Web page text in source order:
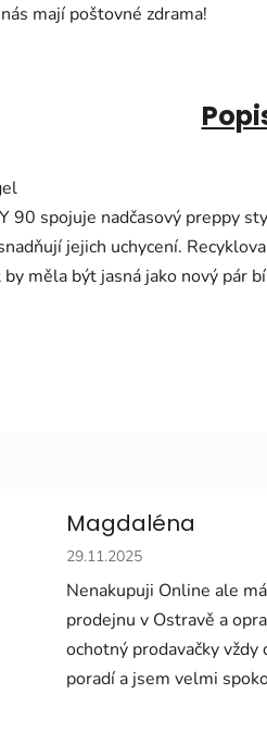
mají poštovné zdrama!
90 spojuje nadčasový preppy
jejich uchycení.
měla být jasná jako nový pár
Magdaléna
Hodnocení obchodu je 5 z
29.11.2025
Nenakupuji Online ale
prodejnu v Ostravě a
ochotný prodavačky vždy
poradí a jsem velmi